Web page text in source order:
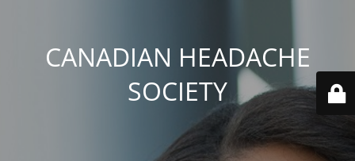
CANADIAN HEADACHE
SOCIETY